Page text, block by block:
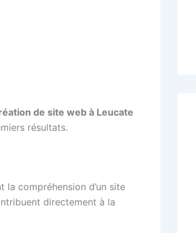
de site web à Leucate
résultats.
compréhension d’un site
directement à la